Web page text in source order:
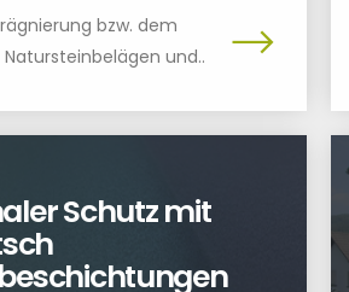
bzw. dem
und..
Schutz mit